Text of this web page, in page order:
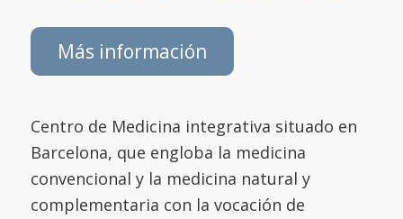
Más información
Centro de Medicina integrativa situado en
Barcelona, que engloba la medicina
convencional y la medicina natural y
complementaria con la vocación de